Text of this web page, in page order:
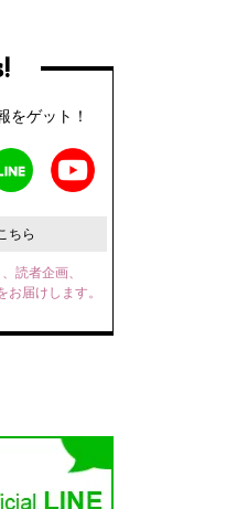
をゲット！
ちら
読者企画、
届けします。